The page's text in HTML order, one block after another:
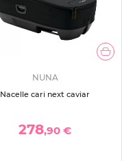
NUNA
Nacelle cari next caviar
278,90 €